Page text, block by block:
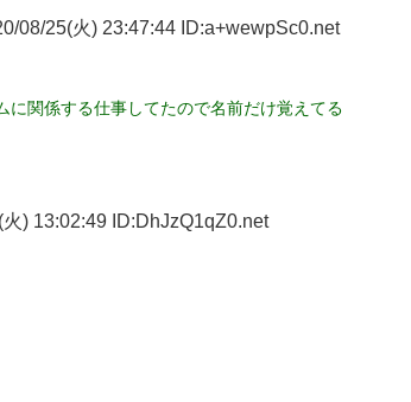
08/25(火) 23:47:44 ID:a+wewpSc0.net
関係する仕事してたので名前だけ覚えてる
火) 13:02:49 ID:DhJzQ1qZ0.net